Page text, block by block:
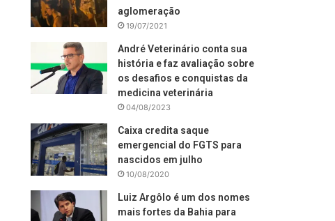
aglomeração
19/07/2021
André Veterinário conta sua
história e faz avaliação sobre
os desafios e conquistas da
medicina veterinária
04/08/2023
Caixa credita saque
emergencial do FGTS para
nascidos em julho
10/08/2020
Luiz Argôlo é um dos nomes
mais fortes da Bahia para